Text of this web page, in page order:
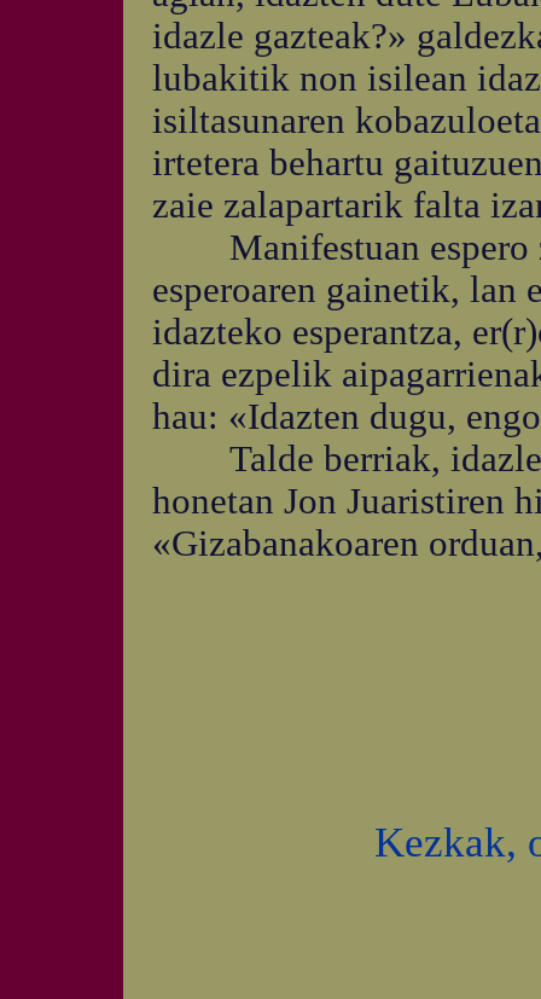
idazle gazteak?»
lubakitik non isilean
isiltasunaren
irtetera behartu
zaie zalapartarik falta
Manifestuan espero
esperoaren gainetik, lan
idazteko esperantza,
dira ezpelik
hau: «Idazten dugu,
Talde berriak, idazle
honetan Jon Juaristiren
«Gizabanakoaren
Kezkak,